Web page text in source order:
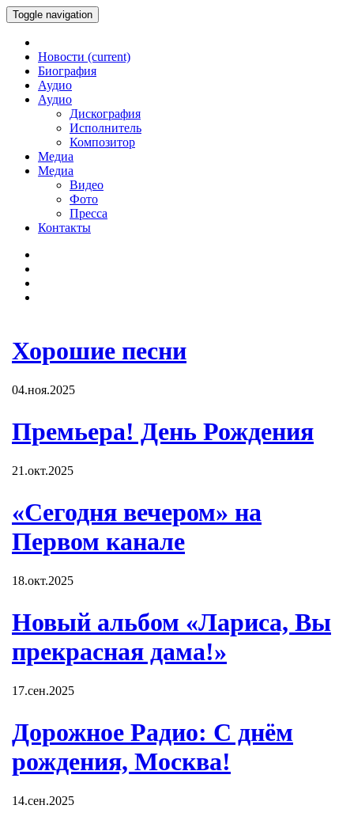
Toggle navigation
Новости (current)
Биография
Аудио
Аудио
Дискография
Исполнитель
Композитор
Медиа
Медиа
Видео
Фото
Пресса
Контакты
Хорошие песни
04.ноя.2025
Премьера! День Рождения
21.окт.2025
«Сегодня вечером» на
Первом канале
18.окт.2025
Новый альбом «Лариса, Вы
прекрасная дама!»
17.сен.2025
Дорожное Радио: С днём
рождения, Москва!
14.сен.2025